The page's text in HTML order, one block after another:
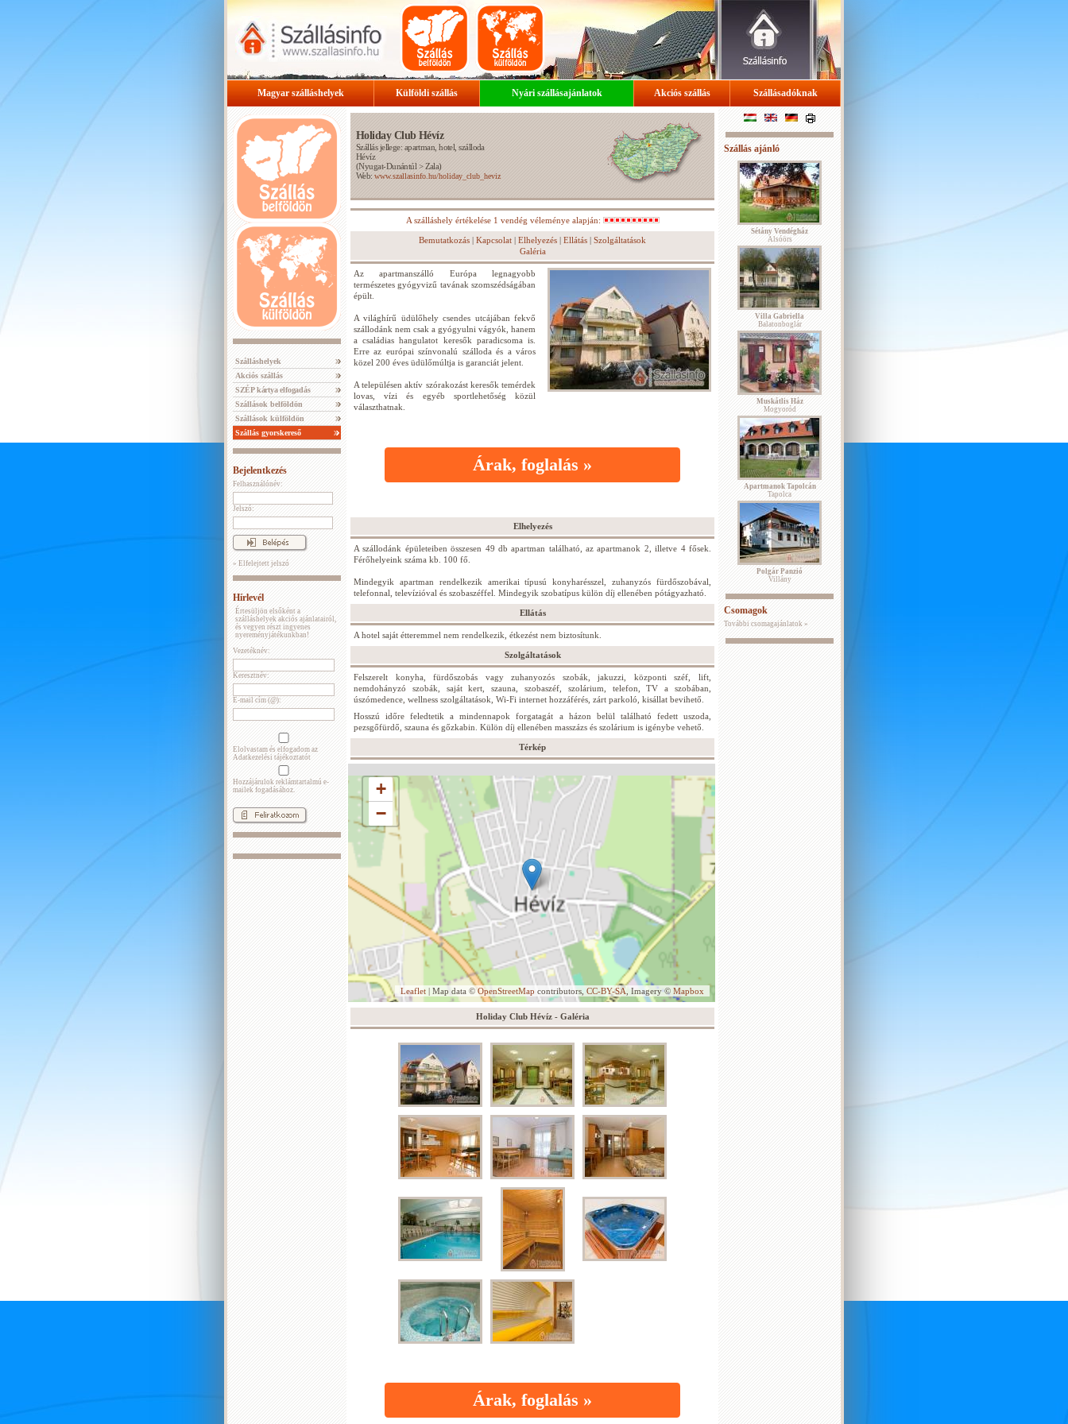
Magyar szálláshelyek Külföldi szállás Nyári szállásajánlatok Akciós szállás Szállásadóknak
Szálláshelyek
Akciós szállás
SZÉP kártya elfogadás
Szállások belföldön
Szállások külföldön
Szállás gyorskereső
Bejelentkezés
Felhasználónév:
Jelszó:
» Elfelejtett jelszó
Hírlevél
Értesüljön elsőként a
szálláshelyek akciós ajánlatairól,
és vegyen részt ingyenes
nyereményjátékunkban!
Vezetéknév:
Keresztnév:
E-mail cím (@):
Elolvastam és elfogadom az
Adatkezelési tájékoztatót
Hozzájárulok reklámtartalmú e-
mailek fogadásához.
Holiday Club Hévíz
Szállás jellege: apartman, hotel, szálloda
Hévíz
(Nyugat-Dunántúl > Zala)
Web:www.szallasinfo.hu/holiday_club_heviz
A szálláshely értékelése 1 vendég véleménye alapján:
Bemutatkozás | Kapcsolat | Elhelyezés | Ellátás | Szolgáltatások
Galéria
Az apartmanszálló Európa legnagyobb
természetes gyógyvizű tavának szomszédságában
épült.
A világhírű üdülőhely csendes utcájában fekvő
szállodánk nem csak a gyógyulni vágyók, hanem
a családias hangulatot keresők paradicsoma is.
Erre az európai színvonalú szálloda és a város
közel 200 éves üdülőmúltja is garanciát jelent.
A településen aktív szórakozást keresők temérdek
lovas, vízi és egyéb sportlehetőség közül
választhatnak.
Árak, foglalás »
Elhelyezés
A szállodánk épületeiben összesen 49 db apartman található, az apartmanok 2, illetve 4 fősek.
Férőhelyeink száma kb. 100 fő.
Mindegyik apartman rendelkezik amerikai típusú konyharésszel, zuhanyzós fürdőszobával,
telefonnal, televízióval és szobaszéffel. Mindegyik szobatípus külön díj ellenében pótágyazható.
Ellátás
A hotel saját étteremmel nem rendelkezik, étkezést nem biztosítunk.
Szolgáltatások
Felszerelt konyha, fürdőszobás vagy zuhanyozós szobák, jakuzzi, központi széf, lift,
nemdohányzó szobák, saját kert, szauna, szobaszéf, szolárium, telefon, TV a szobában,
úszómedence, wellness szolgáltatások, Wi-Fi internet hozzáférés, zárt parkoló, kisállat bevihető.
Hosszú időre feledtetik a mindennapok forgatagát a házon belül található fedett uszoda,
pezsgőfürdő, szauna és gőzkabin. Külön díj ellenében masszázs és szolárium is igénybe vehető.
Térkép
+
−
Leaflet | Map data ©OpenStreetMap contributors, CC-BY-SA , Imagery © Mapbox
Holiday Club Hévíz - Galéria
Árak, foglalás »
Szállás ajánló
Sétány Vendégház
Alsóörs
Villa Gabriella
Balatonboglár
Muskátlis Ház
Mogyoród
Apartmanok Tapolcán
Tapolca
Polgár Panzió
Villány
Csomagok
További csomagajánlatok »